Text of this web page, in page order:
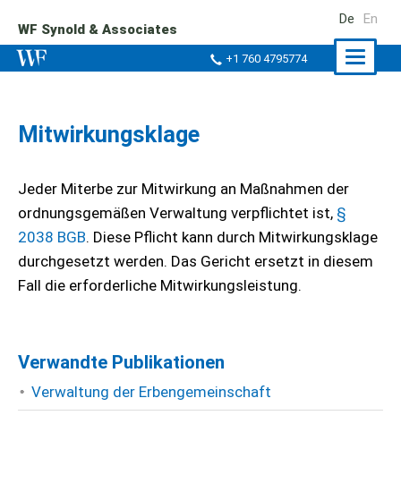
WF Synold & Associates
+1 760 4795774
De En
Mitwirkungsklage
Jeder Miterbe zur Mitwirkung an Maßnahmen der
ordnungsgemäßen Verwaltung verpflichtet ist, §
2038 BGB. Diese Pflicht kann durch Mitwirkungsklage
durchgesetzt werden. Das Gericht ersetzt in diesem
Fall die erforderliche Mitwirkungsleistung.
Verwandte Publikationen
Verwaltung der Erbengemeinschaft